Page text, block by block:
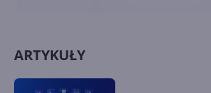
ARTYKUŁY